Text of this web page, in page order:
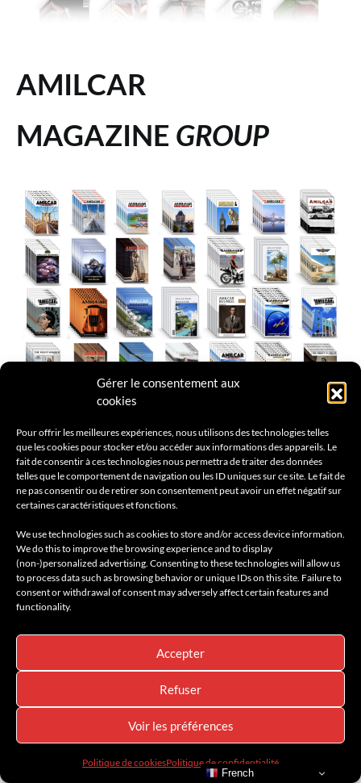
Gérer le consentement aux
cookies
Pour offrir les meilleures expériences, nous utilisons des technologies telles
que les cookies pour stocker et/ou accéder aux informations des appareils. Le
fait de consentir à ces technologies nous permettra de traiter des données
telles que le comportement de navigation ou les ID uniques sur ce site. Le fait de
ne pas consentir ou de retirer son consentement peut avoir un effet négatif sur
certaines caractéristiques et fonctions.
We use technologies such as cookies to store and/or access device information.
We do this to improve the browsing experience and to display
(non-)personalized advertising. Consenting to these technologies will allow us
to process data such as browsing behavior or unique IDs on this site. Failure to
consent or withdrawal of consent may adversely affect certain features and
functionality.
Accepter
Refuser
Voir les préférences
Politique de cookiesPolitique de confidentialité
AMILCAR
MAGAZINE GROUP
AMILCAR MAGAZINE to discover on Linktr.ee
:https://linktr.ee/amilcarmagazine
French